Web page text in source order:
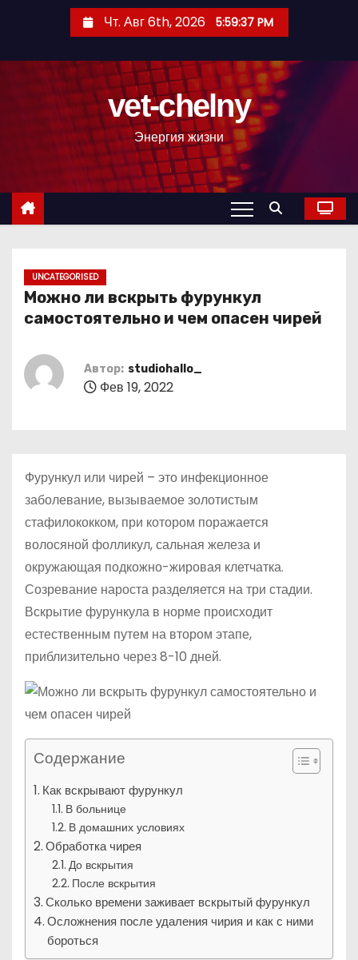
с
Чт. Авг 6th, 2026 5:59:38 PM
vet-chelny
Энергия жизни
UNCATEGORISED
Можно ли вскрыть фурункул
самостоятельно и чем опасен чирей
Автор: studiohallo_
Фев 19, 2022
Фурункул или чирей – это инфекционное
заболевание, вызываемое золотистым
стафилококком, при котором поражается
волосяной фолликул, сальная железа и
окружающая подкожно-жировая клетчатка.
Созревание нароста разделяется на три стадии.
Вскрытие фурункула в норме происходит
естественным путем на втором этапе,
приблизительно через 8-10 дней.
Содержание
Как вскрывают фурункул
В больнице
В домашних условиях
Обработка чирея
До вскрытия
После вскрытия
Сколько времени заживает вскрытый фурункул
Осложнения после удаления чирия и как с ними
бороться